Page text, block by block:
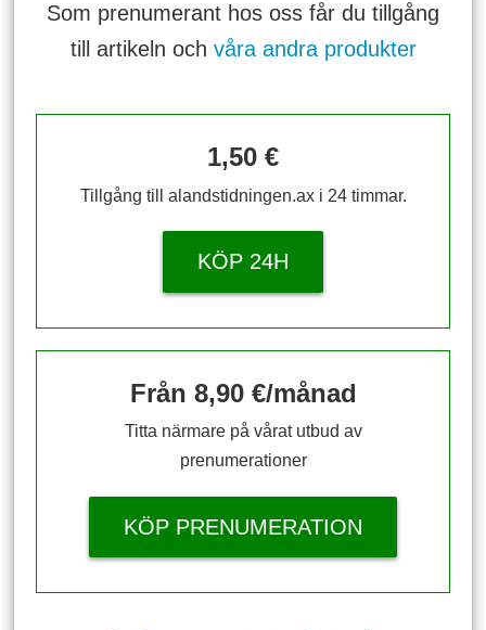
Som prenumerant hos oss får du tillgång
till artikeln och våra andra produkter
1,50 €
Tillgång till alandstidningen.ax i 24 timmar.
KÖP 24H
Från 8,90 €/månad
Titta närmare på vårat utbud av
prenumerationer
KÖP PRENUMERATION